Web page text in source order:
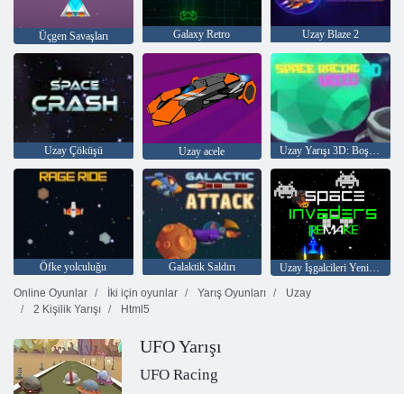
Üçgen Savaşları Galaxy Retro Uzay Blaze 2
Uzay Çöküşü Uzay acele Uzay Yarışı 3D: Boşluk
Öfke yolculuğu Galaktik Saldırı
Uzay İşgalcileri Yeniden Yapın
Online Oyunlar
İki için oyunlar Yarış Oyunları
Uzay
2 Kişilik Yarışı
Html5
UFO Yarışı
UFO Racing